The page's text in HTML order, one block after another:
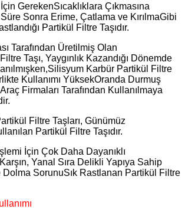
GerekenSıcaklıklara Çıkmasına
Sonra Erime, Çatlama ve KırılmaGibi
Partikül Filtre Taşıdır.
Tarafından Üretilmiş Olan
Taşı, Yaygınlık Kazandığı Dönemde
Karbür Partikül Filtre
Kullanımı YüksekOranda Durmuş
Firmaları Tarafından Kullanılmaya
Filtre Taşları, Günümüz
Partikül Filtre Taşıdır.
İçin Çok Daha Dayanıklı
Yanal Sıra Delikli Yapıya Sahip
Dolma SorunuSık Rastlanan Partikül Filtre